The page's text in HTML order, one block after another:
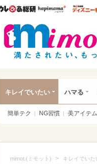
ウレぴあ総研ハピマ
キレイでいたい ハマる
簡単テク NG習慣 美アイテム
mimot.(ミモット) > キレイでいた